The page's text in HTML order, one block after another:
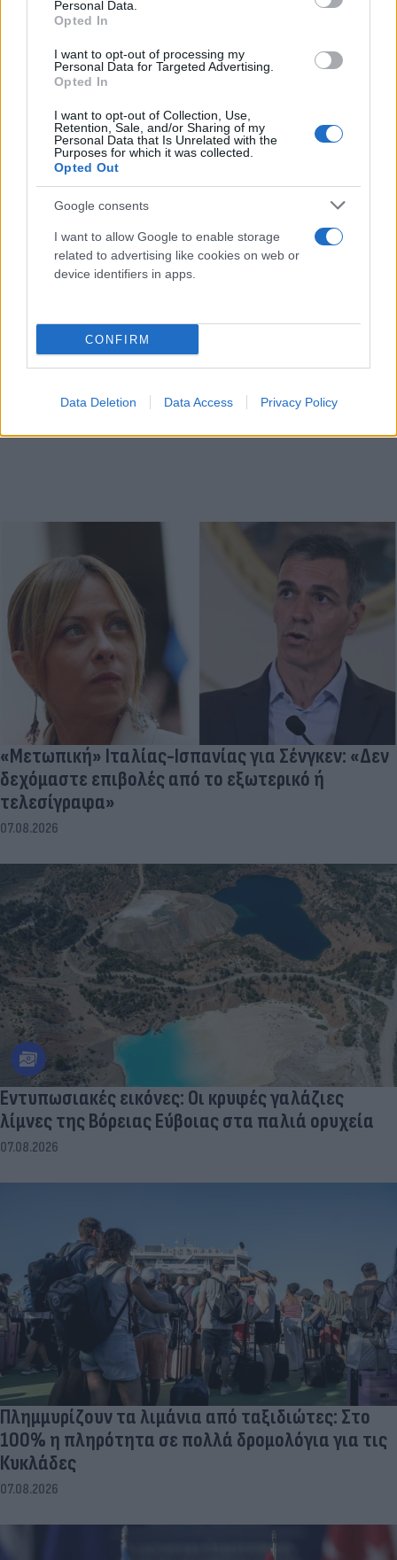
Personal Data.
Opted In
I want to opt-out of processing my
Personal Data for Targeted Advertising.
Opted In
I want to opt-out of Collection, Use,
Retention, Sale, and/or Sharing of my
Personal Data that Is Unrelated with the
Purposes for which it was collected.
Opted Out
Google consents
I want to allow Google to enable storage
related to advertising like cookies on web or
device identifiers in apps.
CONFIRM
Data Deletion Data Access Privacy Policy
Μυστράς: 11 μήνες με αναστολή στον
55χρονο που είχε κρύψει τον πατέρα του
στον καταψύκτη
07.08.2026
«Μετωπική» Ιταλίας-Ισπανίας για Σένγκεν: «Δεν
δεχόμαστε επιβολές από το εξωτερικό ή
τελεσίγραφα»
07.08.2026
Εντυπωσιακές εικόνες: Οι κρυφές γαλάζιες
λίμνες της Βόρειας Εύβοιας στα παλιά ορυχεία
07.08.2026
Πλημμυρίζουν τα λιμάνια από ταξιδιώτες: Στο
100% η πληρότητα σε πολλά δρομολόγια για τις
Κυκλάδες
07.08.2026